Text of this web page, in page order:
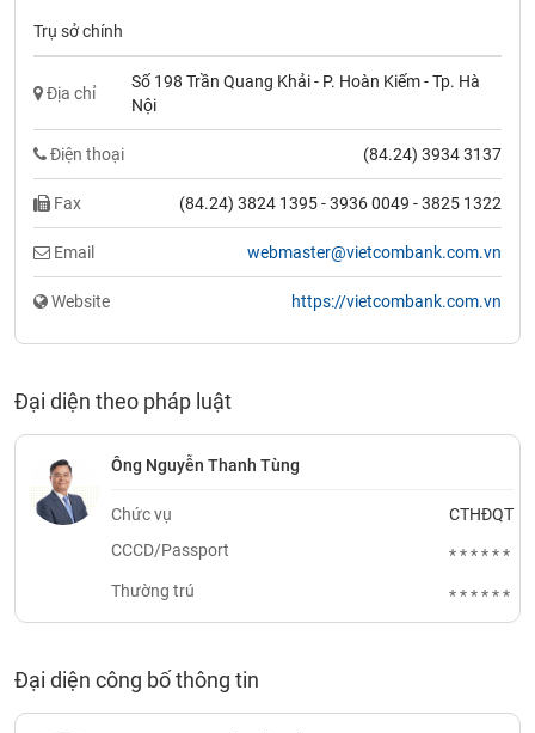
Trụ sở chính
Địa chỉ
Số 198 Trần Quang Khải - P. Hoàn Kiếm - Tp. Hà
Nội
Điện thoại (84.24) 3934 3137
Fax (84.24) 3824 1395 - 3936 0049 - 3825 1322
Email webmaster@vietcombank.com.vn
Website https://vietcombank.com.vn
Đại diện theo pháp luật
Ông Nguyễn Thanh Tùng
Chức vụ
CTHĐQT
CCCD/Passport
******
Thường trú
******
Đại diện công bố thông tin